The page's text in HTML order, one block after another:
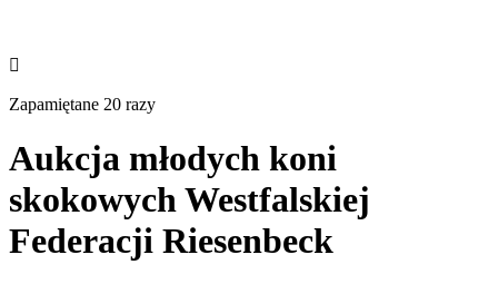

Zapamiętane 20 razy
Aukcja młodych koni
skokowych Westfalskiej
Federacji Riesenbeck